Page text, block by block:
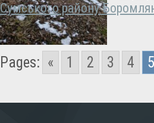
Сумського району
Pages: « 1 2 3 4 5